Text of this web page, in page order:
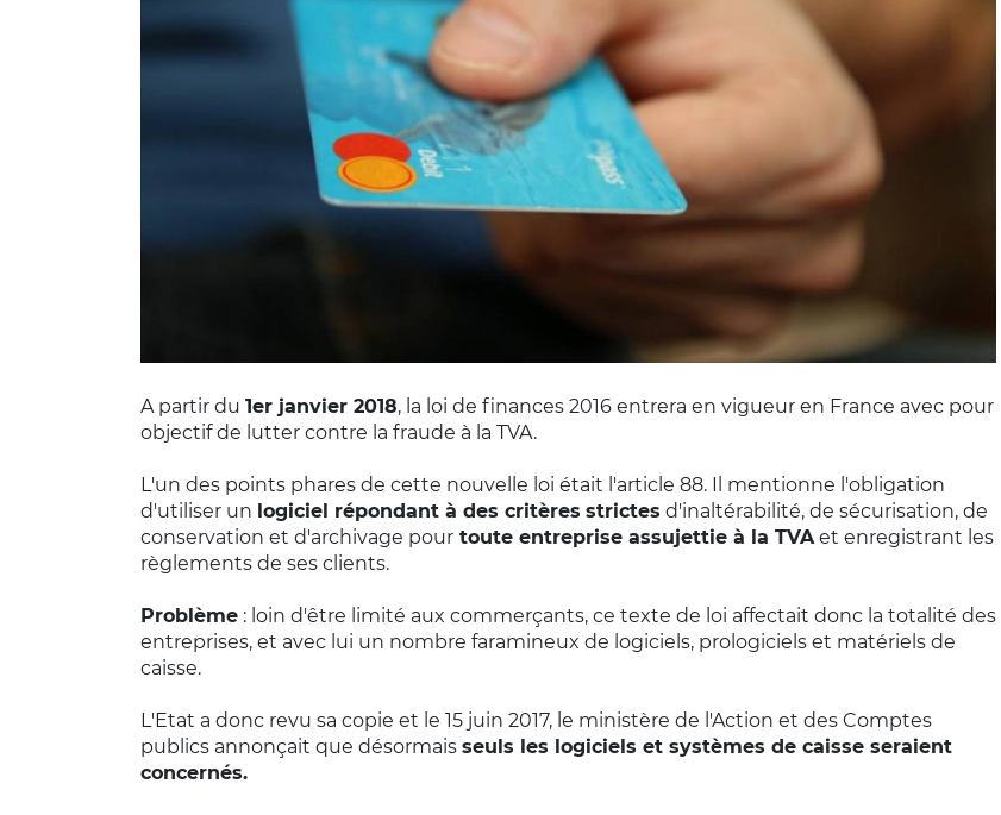
A partir du 1er janvier 2018, la loi de finances 2016 entrera en vigueur en France avec pour
objectif de lutter contre la fraude à la TVA.
L'un des points phares de cette nouvelle loi était l'article 88. Il mentionne l'obligation
d'utiliser un logiciel répondant à des critères strictes d'inaltérabilité, de sécurisation, de
conservation et d'archivage pourtoute entreprise assujettie à la TVAet enregistrant les
règlements de ses clients.
Problème: loin d'être limité aux commerçants, ce texte de loi affectait donc la totalité des
entreprises, et avec lui un nombre faramineux de logiciels, prologiciels et matériels de
caisse.
L'Etat a donc revu sa copie et le 15 juin 2017, le ministère de l'Action et des Comptes
publics annonçait que désormais seuls les logiciels et systèmes de caisse seraient
concernés.